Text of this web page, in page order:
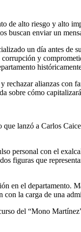
alto riesgo y alto
buscan enviar un
un día antes de
y
rechazar alianzas
sobre cómo
lanzó a Carlos
personal con el
figuras que
en el departamento.
la carga de una
del “Mono